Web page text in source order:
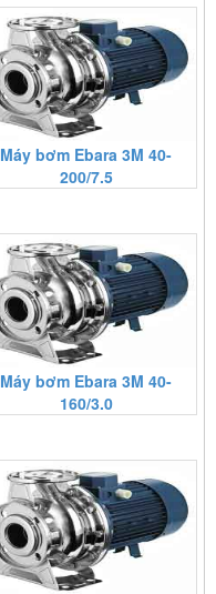
Máy bơm Ebara 3M 40-
200/7.5
Máy bơm Ebara 3M 40-
160/3.0